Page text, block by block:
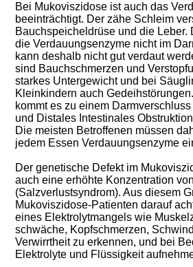
Bei Mukoviszidose ist auch das
beeinträchtigt. Der zähe Schleim
Bauchspeicheldrüse und die Leber.
die Verdauungsenzyme nicht im
kann deshalb nicht gut verdaut
sind Bauchschmerzen und
starkes Untergewicht und bei
Kleinkindern auch
kommt es zu einem
und Distales Intestinales
Die meisten Betroffenen müssen
jedem Essen Verdauungsenzyme
Der genetische Defekt im
auch eine erhöhte Konzentration
(Salzverlustsyndrom). Aus diesem
Mukoviszidose-Patienten darauf
eines Elektrolytmangels wie
schwäche, Kopfschmerzen,
Verwirrtheit zu erkennen, und bei
Elektrolyte und Flüssigkeit